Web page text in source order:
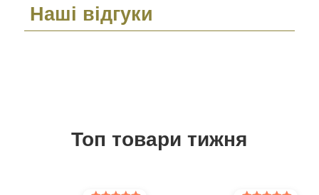
Наші відгуки
Топ товари тижня